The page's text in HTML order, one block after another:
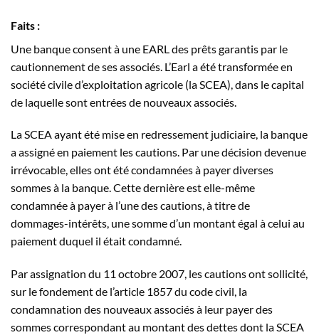
Faits :
Une banque consent à une EARL des prêts garantis par le
cautionnement de ses associés. L’Earl a été transformée en
société civile d’exploitation agricole (la SCEA), dans le capital
de laquelle sont entrées de nouveaux associés.
La SCEA ayant été mise en redressement judiciaire, la banque
a assigné en paiement les cautions. Par une décision devenue
irrévocable, elles ont été condamnées à payer diverses
sommes à la banque. Cette dernière est elle-même
condamnée à payer à l’une des cautions, à titre de
dommages-intérêts, une somme d’un montant égal à celui au
paiement duquel il était condamné.
Par assignation du 11 octobre 2007, les cautions ont sollicité,
sur le fondement de l’article 1857 du code civil, la
condamnation des nouveaux associés à leur payer des
sommes correspondant au montant des dettes dont la SCEA